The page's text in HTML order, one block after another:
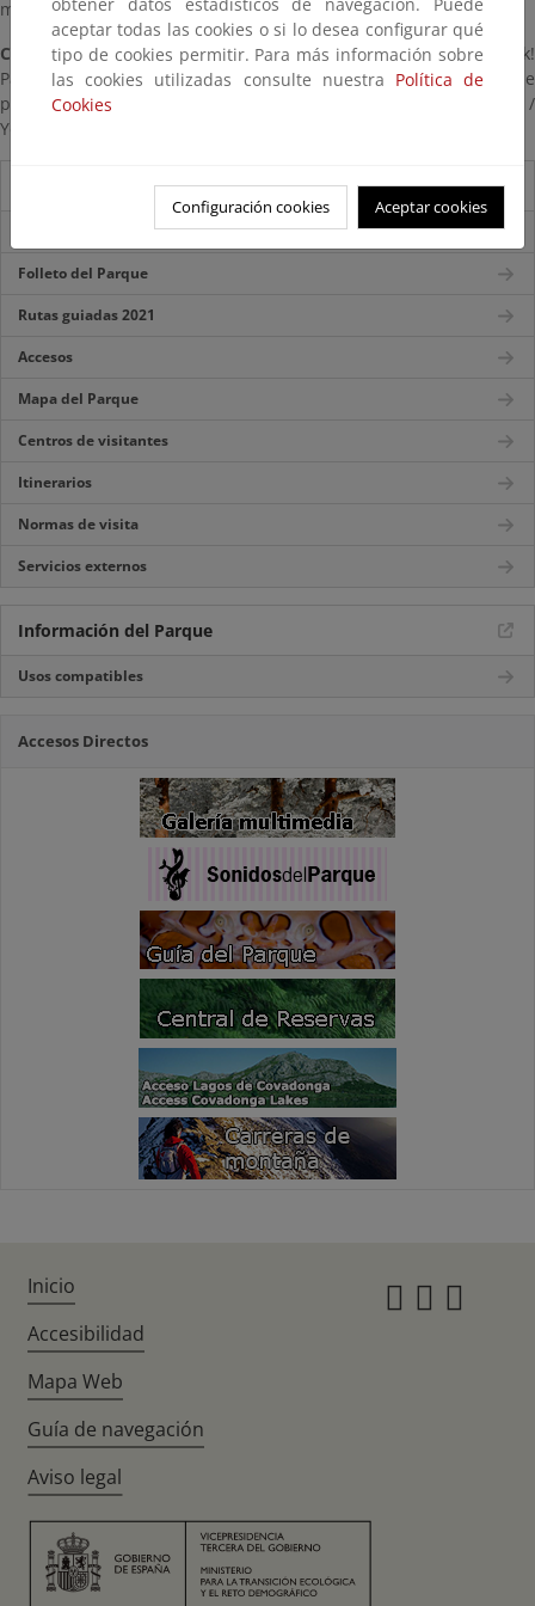
montaña.
Caution notes:Pay attention in "Llaguiellu" site on your way back!
Pay special attention to the paint marks / Snow can block the
passage, especially in high zones / With fog don´t start walking /
You must carry water / Always wear mountain shoes.
Guía del visitante
Folleto del Parque
Rutas guiadas 2021
Accesos
Mapa del Parque
Centros de visitantes
Itinerarios
Normas de visita
Servicios externos
Información del Parque
Usos compatibles
Accesos Directos
aceptar todas las cookies o si lo desea configurar qué
tipo de cookies permitir. Para más información sobre
las cookies utilizadas consulte nuestra Política de
Cookies
Configuración cookies Aceptar cookies
Inicio
Accesibilidad
Mapa Web
Guía de navegación
Aviso legal